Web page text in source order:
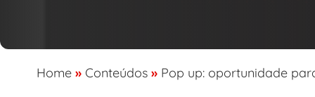
Home » Conteúdos » Pop up: oportunidade